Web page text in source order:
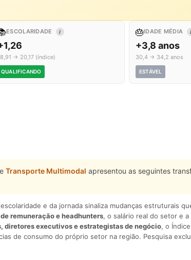
ESCOLARIDADE I
→ 20,17 (índice)
QUALIFICANDO
🎂IDADE MÉDIA I
+3,8 anos
30,4 → 34,2 anos
ESTÁVEL
Transporte Multimodal apresentou as seguintes
e da jornada sinaliza mudanças estruturais
remuneração e headhunters, o salário real do setor e a
diretores executivos e estrategistas de negócio, o
de consumo do próprio setor na região. Pesquisa